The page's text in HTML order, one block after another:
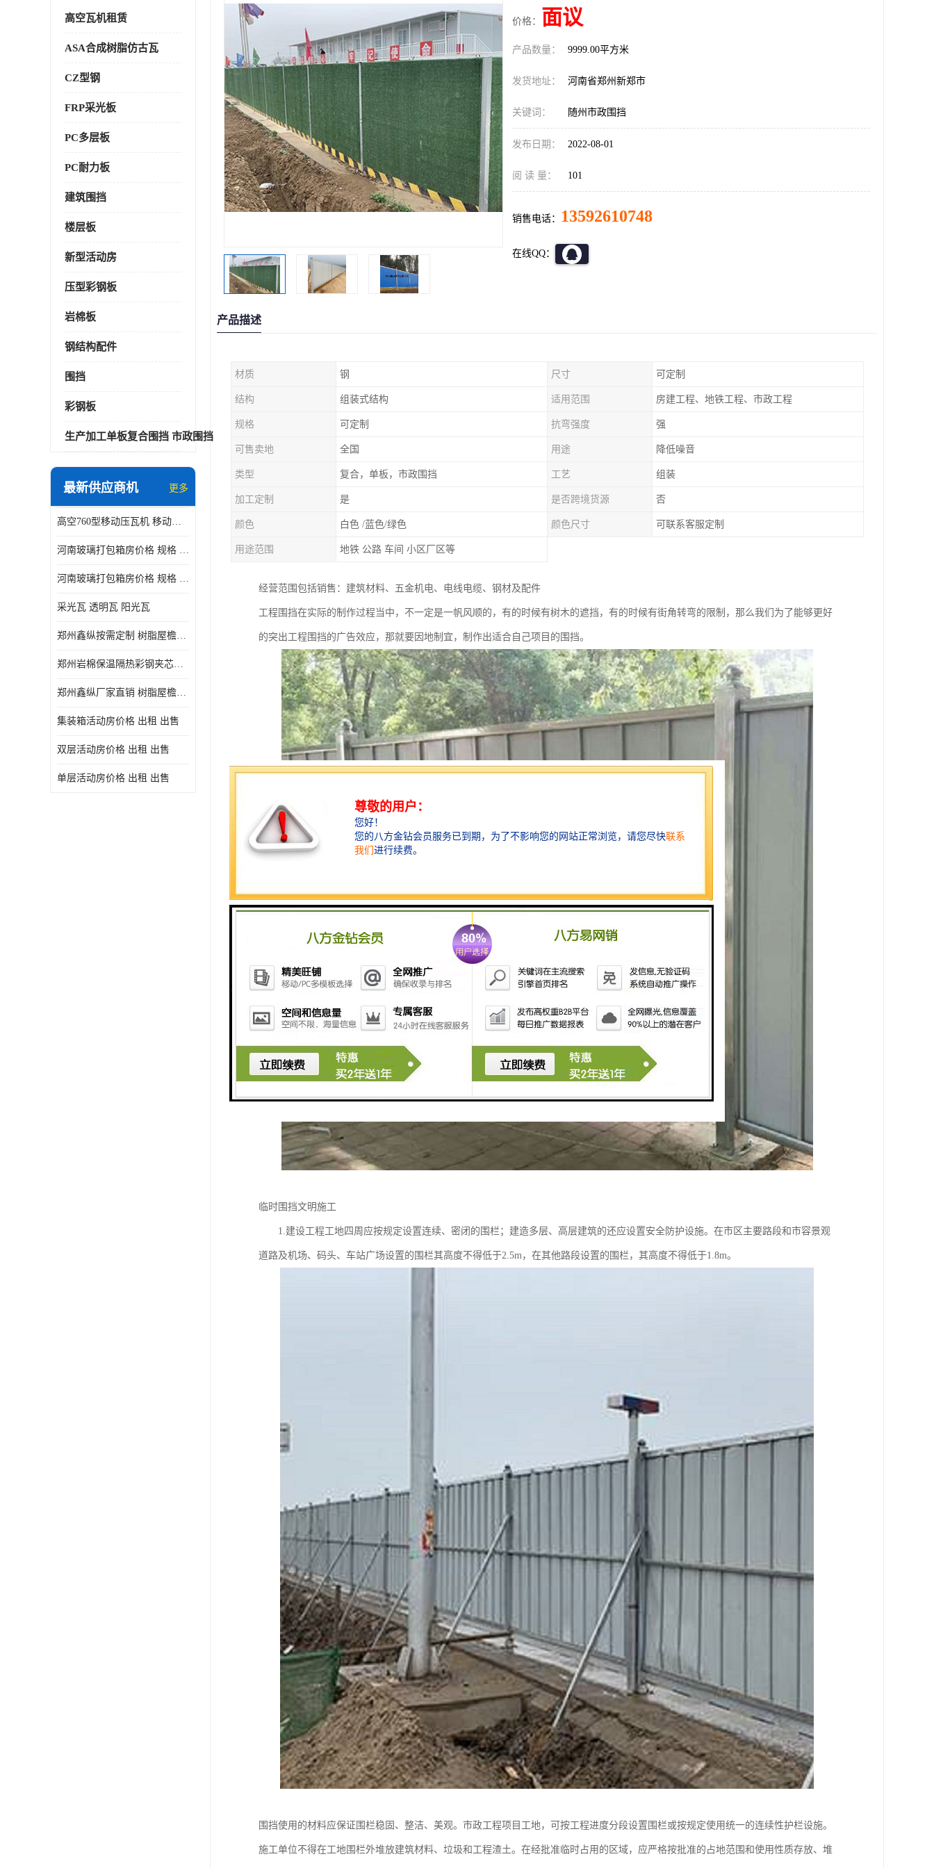
高空瓦机租赁
ASA合成树脂仿古瓦
CZ型钢
FRP采光板
PC多层板
PC耐力板
建筑围挡
楼层板
新型活动房
压型彩钢板
岩棉板
钢结构配件
围挡
彩钢板
生产加工单板复合围挡 市政围挡
最新供应商机 更多
高空760型移动压瓦机 移动升降制瓦设备租赁选郑州鑫纵
河南玻璃打包箱房价格 规格 鑫纵建材按需定制
河南玻璃打包箱房价格 规格 鑫纵建材批发
采光瓦 透明瓦 阳光瓦
郑州鑫纵按需定制 树脂屋檐装饰塑料琉璃瓦片 中式仿古瓦的特点 价格
郑州岩棉保温隔热彩钢夹芯板 郑州鑫纵支持定做
郑州鑫纵厂家直销 树脂屋檐装饰塑料琉璃瓦片 中式仿古瓦的特点 价格
集装箱活动房价格 出租 出售
双层活动房价格 出租 出售
单层活动房价格 出租 出售
价格： 面议
产品数量： 9999.00平方米
发货地址： 河南省郑州新郑市
关键词： 随州市政围挡
发布日期： 2022-08-01
阅 读 量： 101
销售电话： 13592610748
在线QQ：
产品描述
材质 钢 尺寸 可定制
结构 组装式结构 适用范围 房建工程、地铁工程、市政工程
规格 可定制 抗弯强度 强
可售卖地 全国 用途 降低噪音
类型 复合，单板，市政围挡 工艺 组装
加工定制 是 是否跨境货源 否
颜色 白色 /蓝色/绿色 颜色尺寸 可联系客服定制
用途范围 地铁 公路 车间 小区厂区等
经营范围包括销售：建筑材料、五金机电、电线电缆、钢材及配件
工程围挡在实际的制作过程当中，不一定是一帆风顺的，有的时候有树木的遮挡，有的时候有街角转弯的限制，那么我们为了能够更好
的突出工程围挡的广告效应，那就要因地制宜，制作出适合自己项目的围挡。
临时围挡文明施工
1.建设工程工地四周应按规定设置连续、密闭的围栏；建造多层、高层建筑的还应设置安全防护设施。在市区主要路段和市容景观
道路及机场、码头、车站广场设置的围栏其高度不得低于2.5m，在其他路段设置的围栏，其高度不得低于1.8m。
围挡使用的材料应保证围栏稳固、整洁、美观。市政工程项目工地，可按工程进度分段设置围栏或按规定使用统一的连续性护栏设施。
施工单位不得在工地围栏外堆放建筑材料、垃圾和工程渣土。在经批准临时占用的区域，应严格按批准的占地范围和使用性质存放、堆